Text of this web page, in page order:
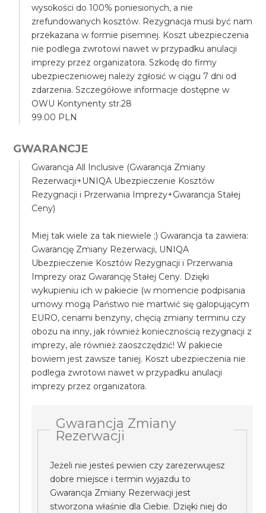
wysokości do 100% poniesionych, a nie
zrefundowanych kosztów. Rezygnacja musi być nam
przekazana w formie pisemnej. Koszt ubezpieczenia
nie podlega zwrotowi nawet w przypadku anulacji
imprezy przez organizatora. Szkodę do firmy
ubezpieczeniowej należy zgłosić w ciągu 7 dni od
zdarzenia. Szczegółowe informacje dostępne w
OWU Kontynenty str.28
99.00 PLN
GWARANCJE
Gwarancja All Inclusive (Gwarancja Zmiany
Rezerwacji+UNIQA Ubezpieczenie Kosztów
Rezygnacji i Przerwania Imprezy+Gwarancja Stałej
Ceny)
Miej tak wiele za tak niewiele ;) Gwarancja ta zawiera:
Gwarancję Zmiany Rezerwacji, UNIQA
Ubezpieczenie Kosztów Rezygnacji i Przerwania
Imprezy oraz Gwarancję Stałej Ceny. Dzięki
wykupieniu ich w pakiecie (w momencie podpisania
umowy mogą Państwo nie martwić się galopującym
EURO, cenami benzyny, chęcią zmiany terminu czy
obozu na inny, jak również koniecznością rezygnacji z
imprezy, ale również zaoszczędzić! W pakiecie
bowiem jest zawsze taniej. Koszt ubezpieczenia nie
podlega zwrotowi nawet w przypadku anulacji
imprezy przez organizatora.
Gwarancja Zmiany
Rezerwacji
Jeżeli nie jesteś pewien czy zarezerwujesz
dobre miejsce i termin wyjazdu to
Gwarancja Zmiany Rezerwacji jest
stworzona właśnie dla Ciebie. Dzięki niej do